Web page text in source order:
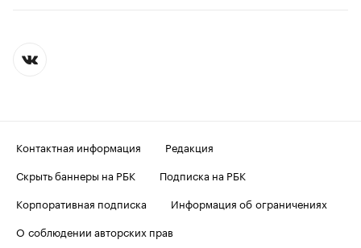
Контактная информация
Редакция
Скрыть баннеры на РБК
Подписка на РБК
Корпоративная подписка
Информация об ограничениях
О соблюдении авторских прав